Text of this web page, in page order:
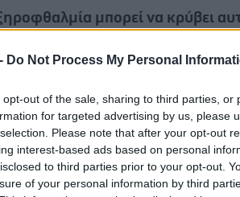
Do Not Process My Personal
opt-out of the sale, sharing to third parties, or
for targeted advertising by us, please
Please note that after your opt-out
interest-based ads based on personal
to third parties prior to your opt-out.
of your personal information by third
μπορεί να κρύβει
στοιχεία από χιλιάδες άτομα στα
18 Δεκεμβρίου 2025, 17:00